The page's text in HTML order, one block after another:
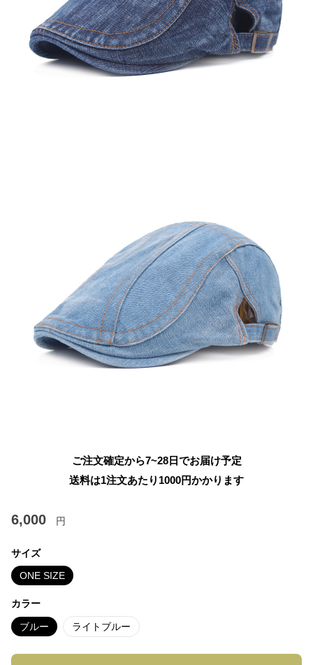
ご注文確定から7~28日でお届け予定
送料は1注文あたり 1000円かかります
6,000 円
サイズ
ONE SIZE
カラー
ブルー ライトブルー